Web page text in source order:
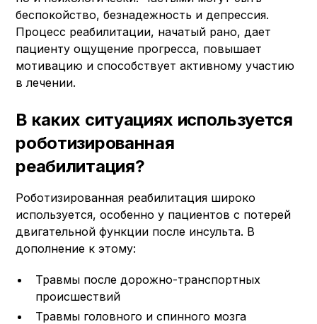
беспокойство, безнадежность и депрессия.
Процесс реабилитации, начатый рано, дает
пациенту ощущение прогресса, повышает
мотивацию и способствует активному участию
в лечении.
В каких ситуациях используется
роботизированная
реабилитация?
Роботизированная реабилитация широко
используется, особенно у пациентов с потерей
двигательной функции после инсульта. В
дополнение к этому:
Травмы после дорожно-транспортных
происшествий
Травмы головного и спинного мозга